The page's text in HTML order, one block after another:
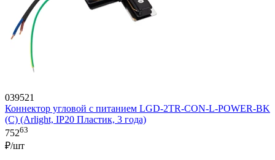
039521
Коннектор угловой с питанием LGD-2TR-CON-L-POWER-BK
(C) (Arlight, IP20 Пластик, 3 года)
75263
₽/шт